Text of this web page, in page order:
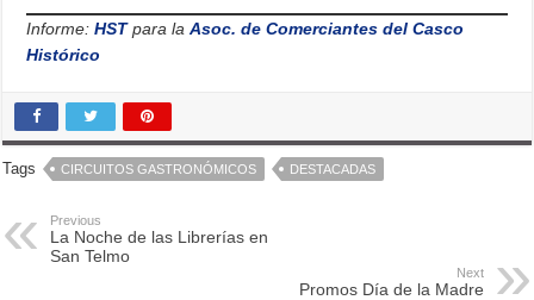
Informe:HSTpara laAsoc. de Comerciantes del Casco
Histórico
Tags CIRCUITOS GASTRONÓMICOS DESTACADAS
Previous
La Noche de las Librerías en
San Telmo
Next
Promos Día de la Madre